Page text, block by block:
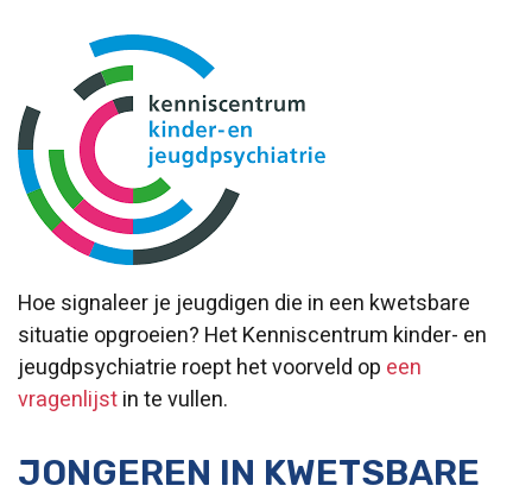
Hoe signaleer je jeugdigen die in een kwetsbare
situatie opgroeien? Het Kenniscentrum kinder- en
jeugdpsychiatrie roept het voorveld op een
vragenlijstin te vullen.
JONGEREN IN KWETSBARE